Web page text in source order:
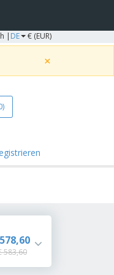
| DE € (EUR)
×
583,60